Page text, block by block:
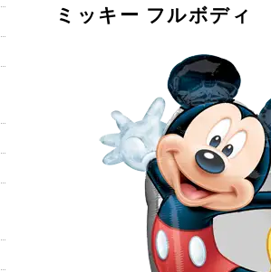
ミッキー フルボディ